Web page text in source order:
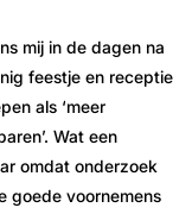
mij in de dagen na
feestje en receptie
als ‘meer
Wat een
omdat onderzoek
goede voornemens